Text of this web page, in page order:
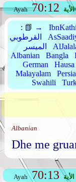
Ayah 70:12 الأية
: 📗 →
القرطوبي
الميسر
Albanian
Bangla
German
Hausa
Malayalam
Swahili
Albanian
Dhe me
Ayah 70:13 الأية